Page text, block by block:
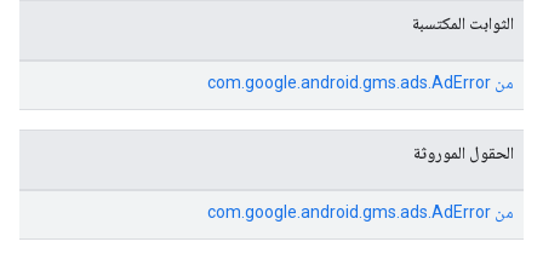
الثوابت المكتسبة
من com.google.android.gms.ads.AdError
الحقول الموروثة
من com.google.android.gms.ads.AdError